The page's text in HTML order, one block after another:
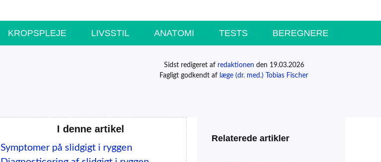
KROPSPLEJE LIVSSTIL ANATOMI TESTS BEREGNERE
Sidst redigeret af redaktionen den 19.03.2026
Fagligt godkendt af læge (dr. med.) Tobias Fischer
I denne artikel
Symptomer på slidgigt i ryggen
Relaterede artikler